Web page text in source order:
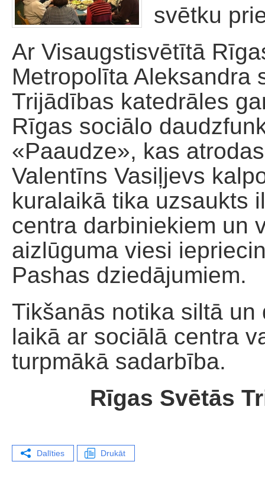
Palīdzība dievnamam
svētku
Ar Visaugstisvētītā
Metropolīta Aleksandra
Trijādības katedrāles
Rīgas sociālo
«Paaudze», kas
Valentīns Vasiļjevs
kuralaikā tika uzsaukts
centra darbiniekiem un
aizlūguma viesi
Pashas dziedājumiem.
Tikšanās notika siltā
laikā ar sociālā centra
turpmākā sadarbība.
Rīgas Svētās
Dalīties Drukāt